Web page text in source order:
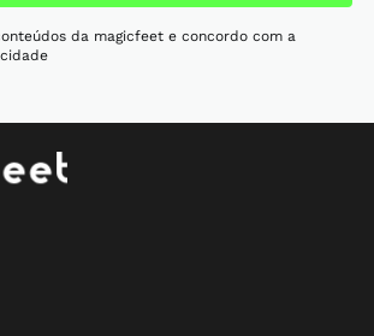
da magicfeet e concordo com a